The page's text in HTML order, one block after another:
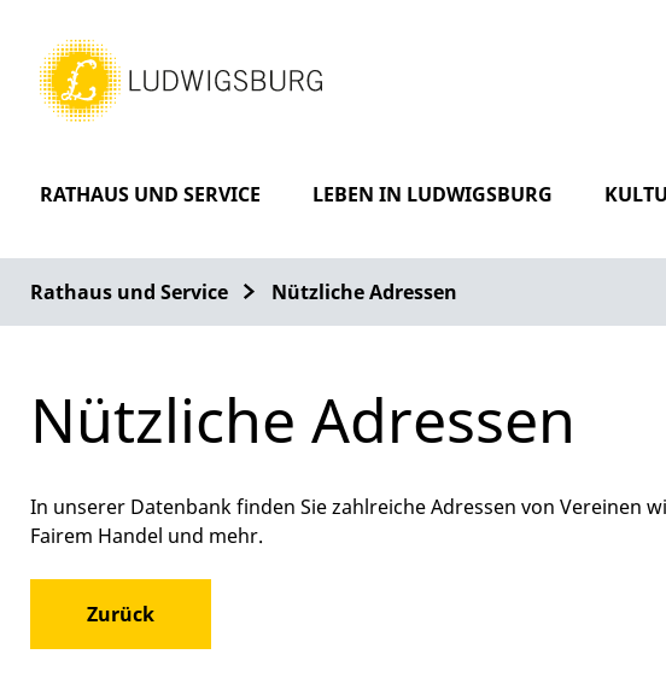
RATHAUS UND SERVICE LEBEN IN LUDWIGSBURG
Rathaus und Service Nützliche Adressen
Nützliche Adressen
In unserer Datenbank finden Sie zahlreiche Adressen von
Fairem Handel und mehr.
Zurück